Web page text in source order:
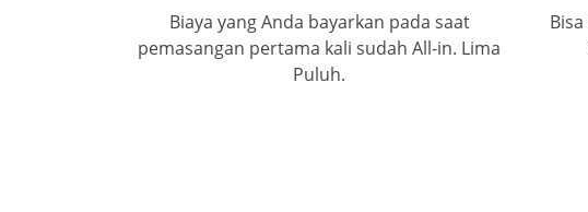
Biaya yang Anda bayarkan pada saat
pemasangan pertama kali sudah All-in. Lima
Puluh.